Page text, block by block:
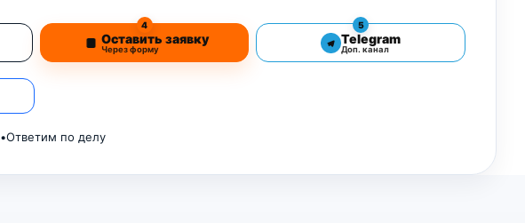
4
Оставить заявку
Через форму
5
Telegram
Доп. канал
•Ответим по делу